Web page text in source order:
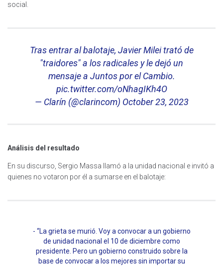
social.
Tras entrar al balotaje, Javier Milei trató de
"traidores" a los radicales y le dejó un
mensaje a Juntos por el Cambio.
pic.twitter.com/oNhagIKh4O
— Clarín (@clarincom) October 23, 2023
Análisis del resultado
En su discurso, Sergio Massa llamó a la unidad nacional e invitó a
quienes no votaron por él a sumarse en el balotaje:
“La grieta se murió. Voy a convocar a un gobierno
de unidad nacional el 10 de diciembre como
presidente. Pero un gobierno construido sobre la
base de convocar a los mejores sin importar su